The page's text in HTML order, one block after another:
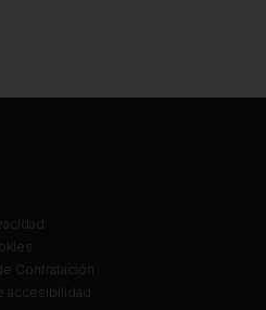
Contratación
accesibilidad